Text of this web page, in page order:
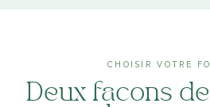
CHOISIR VOTRE
Deux facons